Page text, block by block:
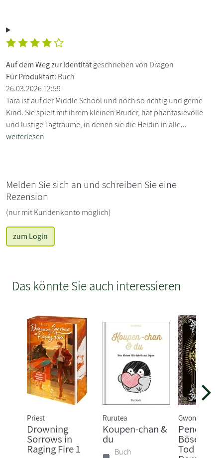
Auf dem Weg zur Identitätgeschrieben von Dragon
Für Produktart: Buch
26.03.2026 12:59
Tara ist auf der Middle School und noch so richtig und gerne
Kind. Sie spielt mit ihrem kleinen Bruder, hat phantasievolle
und lustige Tagträume, in denen sie die Heldin in alle...
weiterlesen
Melden Sie sich an und schreiben Sie eine
Rezension
(nur mit Kundenkonto möglich)
zum Login
Das könnte Sie auch interessieren
Priest
Drowning
Sorrows in
Raging Fire 1
Rurutea
Koupen-chan &
du
Buch
Gwon Gyeoeul
Penelope
Böse ist
Tod